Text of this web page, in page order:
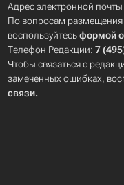
Адрес электронной
По вопросам
воспользуйтесьформой
Телефон Редакции:7
Чтобы связаться с
замеченных ошибках,
связи.